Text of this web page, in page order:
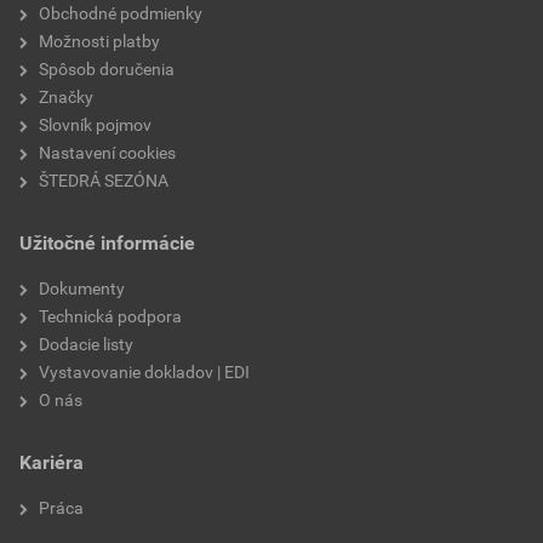
značka
Obchodné podmienky
Možnosti platby
Spôsob doručenia
Značky
Slovník pojmov
Nastavení cookies
ŠTEDRÁ SEZÓNA
Užitočné informácie
Dokumenty
Technická podpora
Dodacie listy
Vystavovanie dokladov | EDI
O nás
Kariéra
Práca